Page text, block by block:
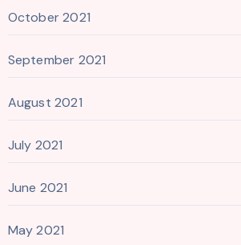
October 2021
September 2021
August 2021
July 2021
June 2021
May 2021